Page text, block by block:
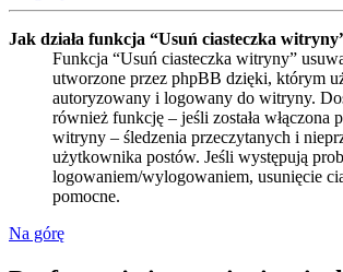
Jak działa funkcja “Usuń ciasteczka
Funkcja “Usuń ciasteczka witryny”
utworzone przez phpBB dzięki, którym
autoryzowany i logowany do witryny.
również funkcję – jeśli została włączona
witryny – śledzenia przeczytanych i
użytkownika postów. Jeśli występują
logowaniem/wylogowaniem, usunięcie
pomocne.
Na górę